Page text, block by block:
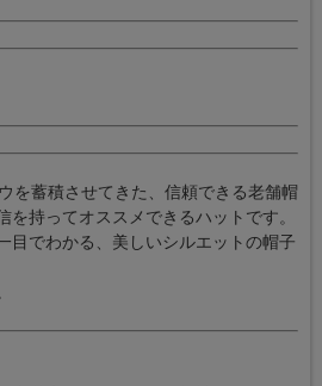
を蓄積させてきた、信頼できる老舗帽
を持ってオススメできるハットです。
目でわかる、美しいシルエットの帽子